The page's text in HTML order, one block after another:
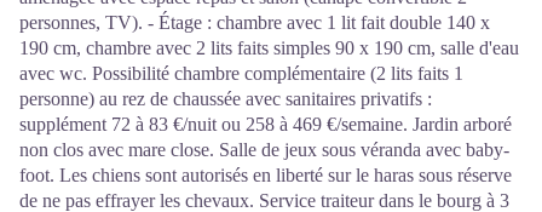
personnes, TV). - Étage : chambre avec 1 lit fait double 140 x
190 cm, chambre avec 2 lits faits simples 90 x 190 cm, salle d'eau
avec wc. Possibilité chambre complémentaire (2 lits faits 1
personne) au rez de chaussée avec sanitaires privatifs :
supplément 72 à 83 €/nuit ou 258 à 469 €/semaine. Jardin arboré
non clos avec mare close. Salle de jeux sous véranda avec baby-
foot. Les chiens sont autorisés en liberté sur le haras sous réserve
de ne pas effrayer les chevaux. Service traiteur dans le bourg à 3